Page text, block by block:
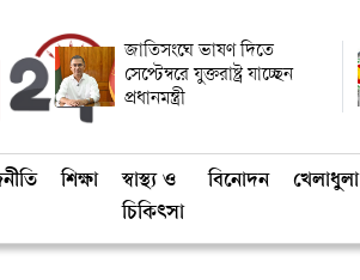
জাতিসংঘে ভাষণ দিতে
সেপ্টেম্বরে যুক্তরাষ্ট্র যাচ্ছেন
প্রধানমন্ত্রী
শিক্ষা
স্বাস্থ্য ও
চিকিৎসা
বিনোদন খেলাধুলা